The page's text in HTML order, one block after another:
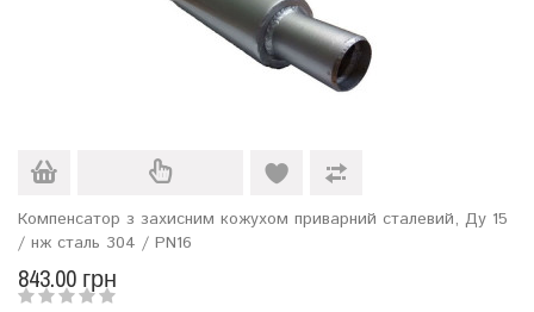
Компенсатор з захисним кожухом приварний сталевий, Ду 15
/ нж сталь 304 / PN16
843.00 грн